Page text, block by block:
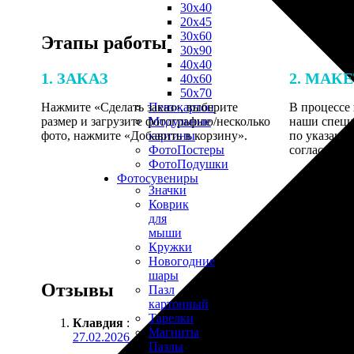
30х40
20х45
30х60
30х90
40х40
40х60
50х70
Пенокартон
Модульные
картины
ФотоПостеры
ФотоПодушки
Фотоcувениры
Значки
Коврик
для
мыши
Кружки
Новогодние
шары
Пазл
картонный
Тарелки
Магниты
Пазлы
Этапы работы
1. ЗАКАЗ
Нажмите «Сделать заказ», выберите
размер и загрузите фотографию/несколько
фото, нажмите «Добавить в корзину».
2.
В процессе
наши
по
Отзывы
Клавдия :
27.02.2026